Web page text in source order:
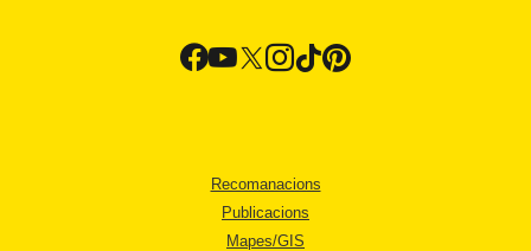
Recomanacions
Publicacions
Mapes/GIS